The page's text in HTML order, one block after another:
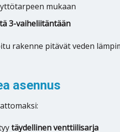
mukaan
3-vaiheliitäntään
rakenne pitävät veden
asennus
täydellinen venttiilisarja